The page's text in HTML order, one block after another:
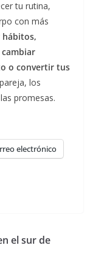
tu rutina,
con más
hábitos,
o convertir tus
los
promesas.
electrónico
el sur de